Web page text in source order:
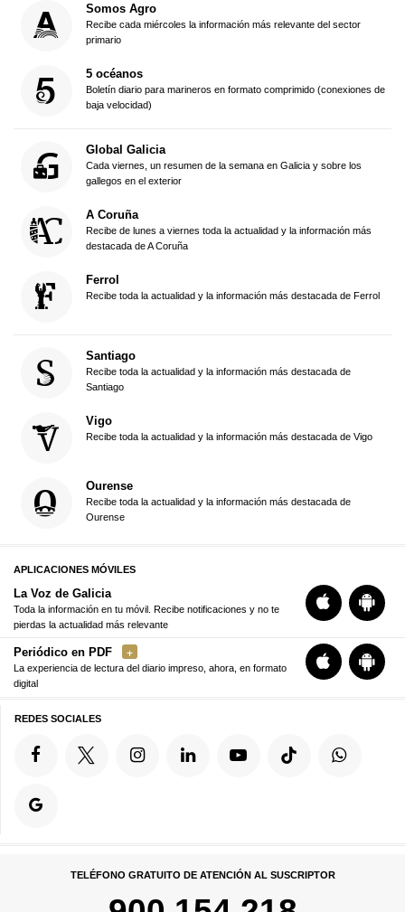
Somos Agro
Recibe cada miércoles la información más relevante del sector
primario
5 océanos
Boletín diario para marineros en formato comprimido (conexiones de
baja velocidad)
Global Galicia
Cada viernes, un resumen de la semana en Galicia y sobre los
gallegos en el exterior
A Coruña
Recibe de lunes a viernes toda la actualidad y la información más
destacada de A Coruña
Ferrol
Recibe toda la actualidad y la información más destacada de Ferrol
Santiago
Recibe toda la actualidad y la información más destacada de
Santiago
Vigo
Recibe toda la actualidad y la información más destacada de Vigo
Ourense
Recibe toda la actualidad y la información más destacada de
Ourense
APLICACIONES MÓVILES
La Voz de Galicia
Toda la información en tu móvil. Recibe notificaciones y no te
pierdas la actualidad más relevante
Periódico en PDF
La experiencia de lectura del diario impreso, ahora, en formato
digital
REDES SOCIALES
TELÉFONO GRATUITO DE ATENCIÓN AL SUSCRIPTOR